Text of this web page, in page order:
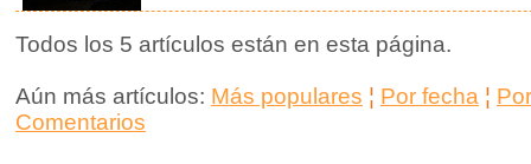
Todos los 5 artículos están en esta página.
Aún más artículos: Más populares ¦ Por fecha ¦
Comentarios